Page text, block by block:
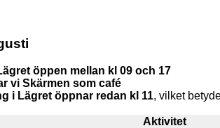
öppen mellan kl 09 och 17
vi Skärmen som café
i Lägret öppnar redan kl 11, vilket
Aktivitet